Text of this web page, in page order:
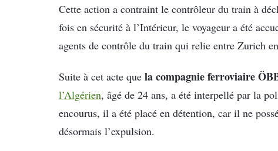
Cette action a contraint le contrôleur du train à
fois en sécurité à l’Intérieur, le voyageur a été
agents de contrôle du train qui relie entre Zurich
Suite à cet acte que la compagnie ferroviaire
l’Algérien, âgé de 24 ans, a été interpellé par la
encourus, il a été placé en détention, car il ne
désormais l’expulsion.